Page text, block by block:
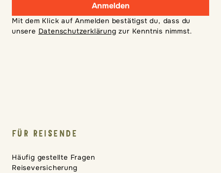
Anmelden
Mit dem Klick auf Anmelden bestätigst du, dass du
unsere Datenschutzerklärung zur Kenntnis nimmst.
FÜR REISENDE
Häufig gestellte Fragen
Reiseversicherung